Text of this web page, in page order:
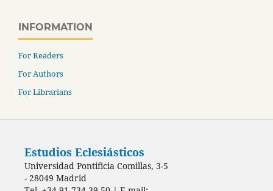
INFORMATION
For Readers
For Authors
For Librarians
Estudios Eclesiásticos
Universidad Pontificia Comillas, 3-5
- 28049 Madrid